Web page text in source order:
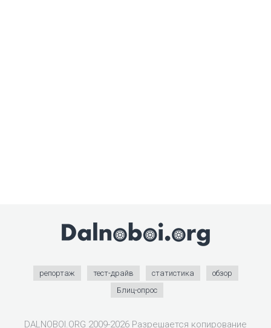
репортаж тест-драйв статистика
обзор
Блиц-опрос
DALNOBOI.ORG 2009-2026 Разрешается копирование